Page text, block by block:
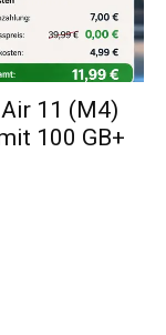
11 (M4)
100 GB+